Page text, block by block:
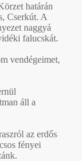
határán
Cserkút. A
naggyá
falucskát.
vendégeimet,
áll a
az erdős
fényei